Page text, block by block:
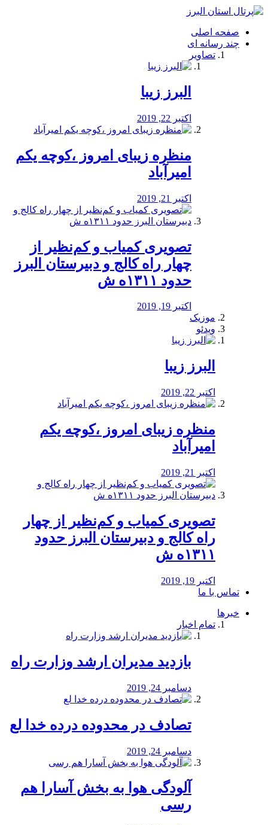
فصد
شرق
تهران
خشکشویی
صفحه اصلی
چند رسانه ای
تصاویر
البرز زیبا
اکتبر 22, 2019
منظره‌‌ زیبای امروز ،کوچه یکم
امیرآباد
اکتبر 21, 2019
️تصویری کمیاب و کم‌نظیر از
چهار راه كالج و دبيرستان البرز
حدود ۱۳۱۱ه ش
اکتبر 19, 2019
موزیک
ویدئو
البرز زیبا
اکتبر 22, 2019
منظره‌‌ زیبای امروز ،کوچه یکم
امیرآباد
اکتبر 21, 2019
️تصویری کمیاب و کم‌نظیر از چهار
راه كالج و دبيرستان البرز حدود
۱۳۱۱ه ش
اکتبر 19, 2019
تماس با ما
خبرها
تمام اخبار
بازدید مدیران ارشد وزارت راه
دسامبر 24, 2019
تصادف در محدوده درده خدا لع
دسامبر 24, 2019
آلودگی هوا به بخش آسارا هم
رسی